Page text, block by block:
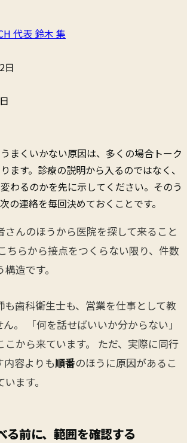
代表 鈴木 集
日
まくいかない原因は、多くの場合トーク
ます。診療の説明から入るのではなく、
わるのかを先に示してください。そのう
の連絡を毎回決めておくことです。
さんのほうから医院を探して来ること
ちらから接点をつくらない限り、件数
造です。
も歯科衛生士も、営業を仕事として教
。 「何を話せばいいか分からない」
こから来ています。 ただ、実際に同行
内容よりも順番のほうに原因があるこ
ます。
る前に、範囲を確認する